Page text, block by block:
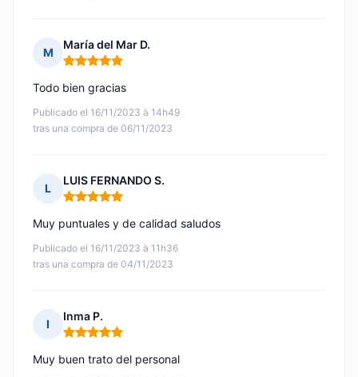
M
María del Mar D.
Nota: 5 de 5
Publicado el 16/11/2023 à 14h49
tras una compra de 06/11/2023
Todo bien gracias
L
LUIS FERNANDO S.
Nota: 5 de 5
Publicado el 16/11/2023 à 11h36
tras una compra de 04/11/2023
Muy puntuales y de calidad saludos
I
Inma P.
Nota: 5 de 5
Muy buen trato del personal